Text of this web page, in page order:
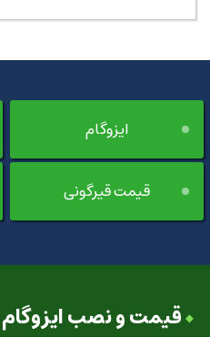
ایزوگام
قیمت قیرگونی
قیمت و نصب ایزوگام